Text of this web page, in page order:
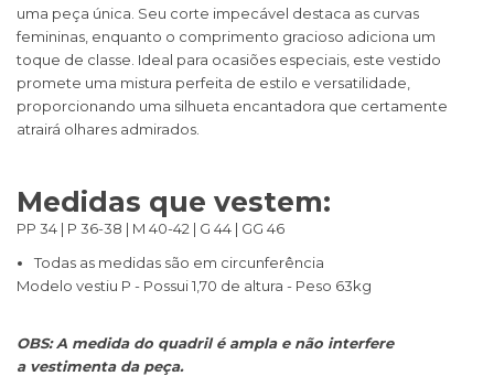
uma peça única. Seu corte impecável destaca as curvas
femininas, enquanto o comprimento gracioso adiciona um
toque de classe. Ideal para ocasiões especiais, este vestido
promete uma mistura perfeita de estilo e versatilidade,
proporcionando uma silhueta encantadora que certamente
atrairá olhares admirados.
Medidas que vestem:
PP 34 | P 36-38 | M 40-42 | G 44 | GG 46
Todas as medidas são em circunferência
Modelo vestiu P - Possui 1,70 de altura - Peso 63kg
OBS: A medida do quadril é ampla e não interfere
a vestimenta da peça.